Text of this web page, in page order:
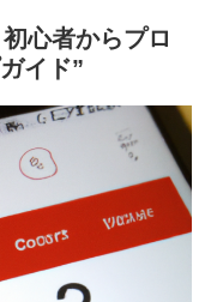
心者からプロ
イド”